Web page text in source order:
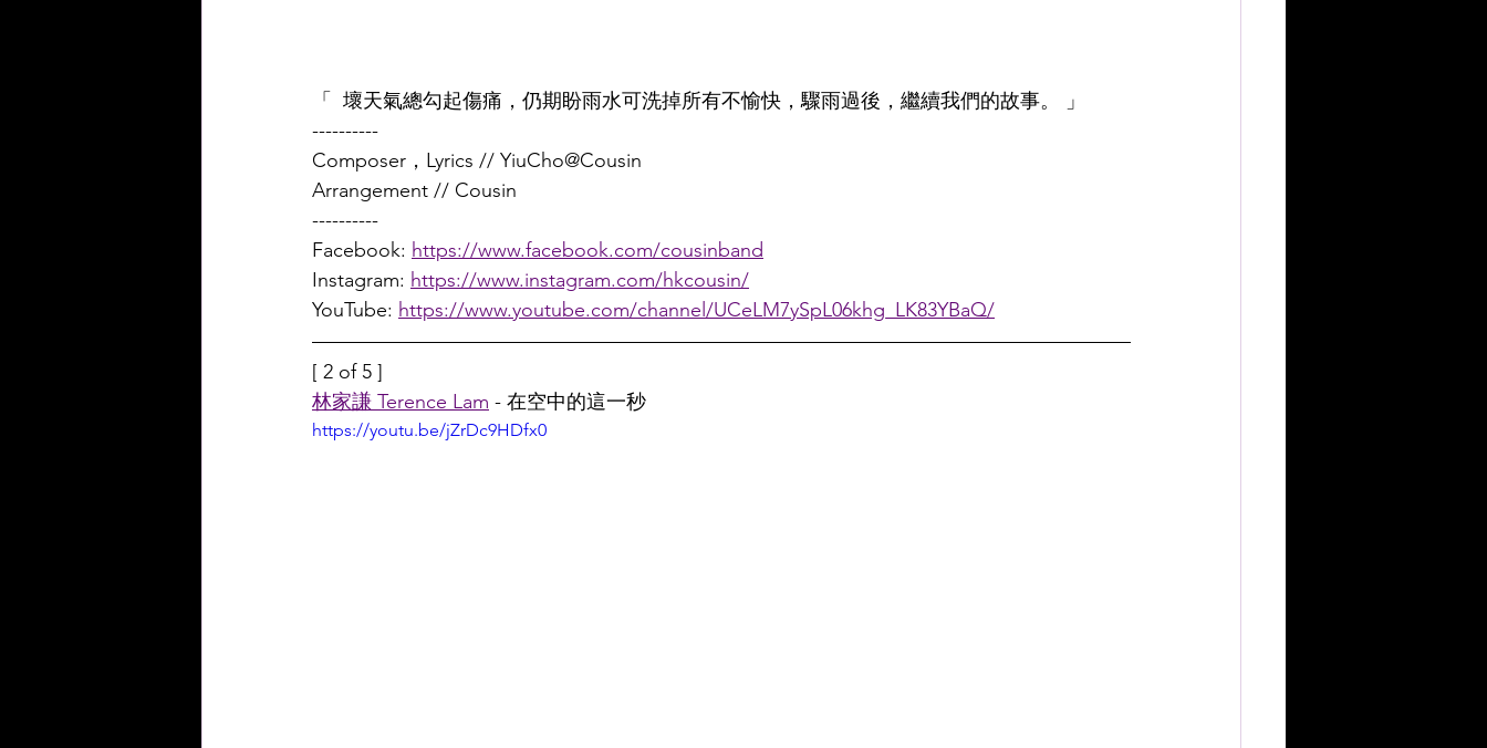
「  壞天氣總勾起傷痛，仍期盼雨水可洗掉所有不愉快，驟雨過後，繼續我們的故事。 」
----------
Composer，Lyrics // YiuCho@Cousin
Arrangement // Cousin
----------
Facebook: https://www.facebook.com/cousinband
Instagram: https://www.instagram.com/hkcousin/
YouTube: https://www.youtube.com/channel/UCeLM7ySpL06khg_LK83YBaQ/
[ 2 of 5 ]
林家謙 Terence Lam - 在空中的這一秒
https://youtu.be/jZrDc9HDfx0